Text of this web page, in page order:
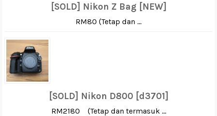
[SOLD] Nikon Z Bag [NEW]
RM80 (Tetap dan ...
[SOLD] Nikon D800 [d3701]
RM2180 (Tetap dan termasuk ...